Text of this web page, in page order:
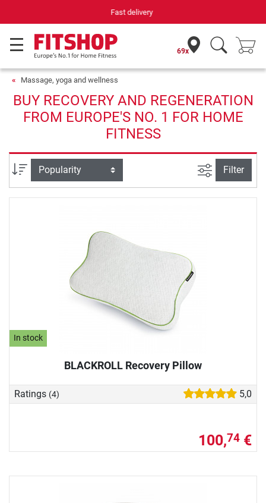
Your expert in home fitness for 42 years
69x
Massage, yoga and wellness
BUY RECOVERY AND REGENERATION
FROM EUROPE'S NO. 1 FOR HOME
FITNESS
Sort filter view
Filter
In stock
BLACKROLL Recovery Pillow
Ratings (4) 5,0
100,74 €